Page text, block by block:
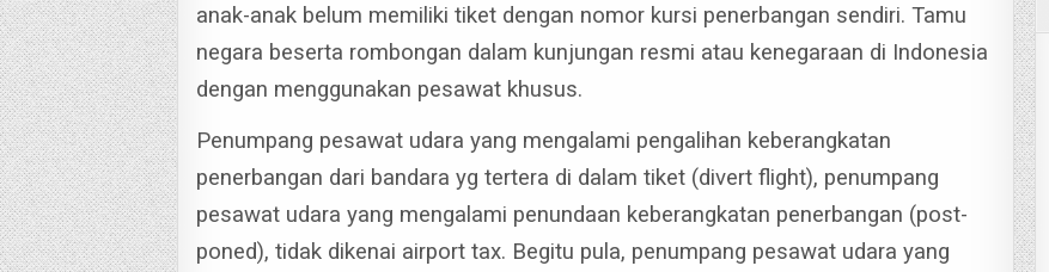
anak-anak belum memiliki tiket dengan nomor kursi penerbangan sendiri. Tamu
negara beserta rombongan dalam kunjungan resmi atau kenegaraan di Indonesia
dengan menggunakan pesawat khusus.
Penumpang pesawat udara yang mengalami pengalihan keberangkatan
penerbangan dari bandara yg tertera di dalam tiket (divert flight), penumpang
pesawat udara yang mengalami penundaan keberangkatan penerbangan (post-
poned), tidak dikenai airport tax. Begitu pula, penumpang pesawat udara yang